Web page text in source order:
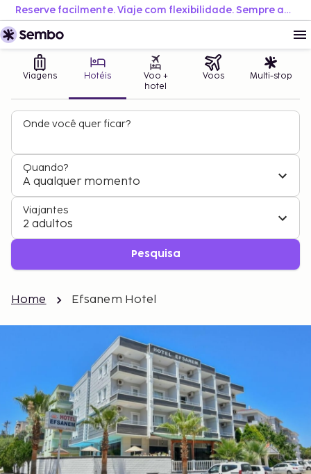
Reserve facilmente. Viaje com flexibilidade. Sempre ao melhor preço.
Viagens Hotéis
Voo +
hotel
Voos Multi-stop
Onde você quer ficar?
Quando?
A qualquer momento
Viajantes
2 adultos
Pesquisa
Home Efsanem Hotel